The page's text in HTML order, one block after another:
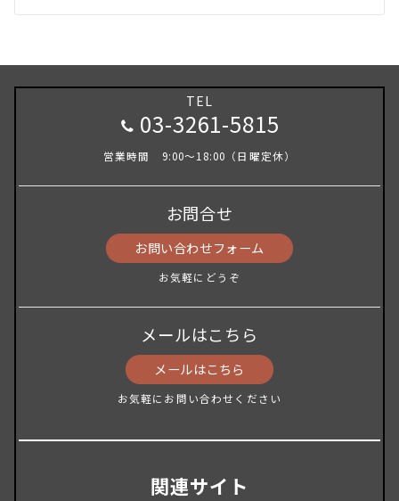
TEL
03-3261-5815
営業時間 9:00～18:00（日曜定休）
お問合せ
お問い合わせフォーム
お気軽にどうぞ
メールはこちら
メールはこちら
お気軽にお問い合わせください
関連サイト